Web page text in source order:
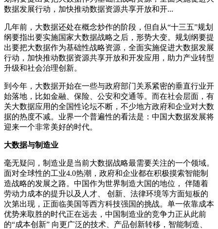
数据发展行动，加快推动数据资源共享开放和开...
几年前，大数据还处在概念炒作的阶段，但自从“十三五”规划
纲要指出要实施国家大数据战略之后，形势大变。规划纲要提
出要把大数据作为基础性战略资源，全面实施促进大数据发展
行动，加快推动数据资源共享开放和开发应用，助力产业转型
升级和社会治理创新。
到今年，大数据开始在一些与政府部门关系紧密的垂直行业开
始落地，比如金融、保险、公安和交通等。而在社会层面，有
关大数据应用的全国性论坛不断，不少地方政府和企业对大数
据的热度不减。业界一个普遍性的看法是：中国大数据发展将
迎来一个非常美好的时代。
大数据与制造业
毫无疑问，制造业是当前大数据战略最需要关注的一个领域。
面对全球性的工业4.0热潮，政府和企业都在积极摸索智能制
造战略的发展之路。中国作为世界制造大国的地位， 伴随着
劳动力成本的提升以及人才、 创新、法律环境等方面短板的
次第出现，正面临美国等西方科技强国的挑战。单一依靠成本
优势来取胜的时代正在远去，中国制造业的竞争力正从此前
的“成本创新” 向更广泛的技术、产品创新转移，智能制造、